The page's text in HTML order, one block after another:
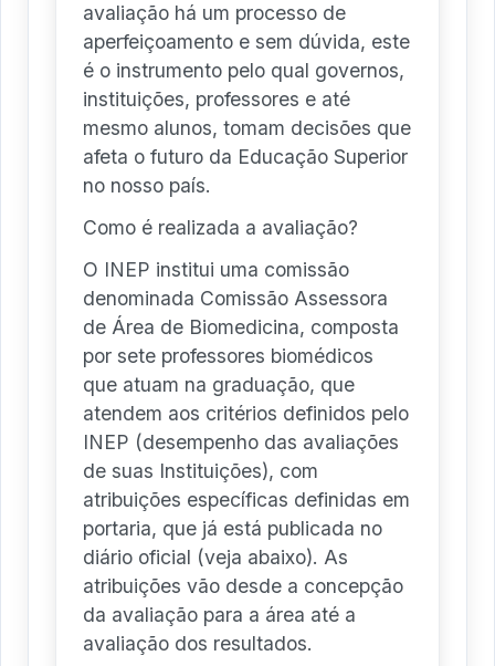
avaliação há um processo de
aperfeiçoamento e sem dúvida, este
é o instrumento pelo qual governos,
instituições, professores e até
mesmo alunos, tomam decisões que
afeta o futuro da Educação Superior
no nosso país.
Como é realizada a avaliação?
O INEP institui uma comissão
denominada Comissão Assessora
de Área de Biomedicina, composta
por sete professores biomédicos
que atuam na graduação, que
atendem aos critérios definidos pelo
INEP (desempenho das avaliações
de suas Instituições), com
atribuições específicas definidas em
portaria, que já está publicada no
diário oficial (veja abaixo). As
atribuições vão desde a concepção
da avaliação para a área até a
avaliação dos resultados.